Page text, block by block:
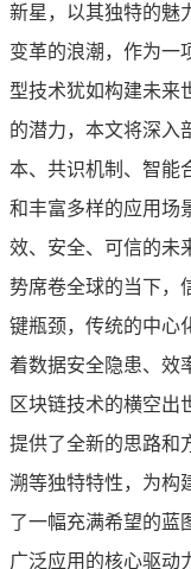
新星，以其独特的魅
变革的浪潮，作为一
型技术犹如构建未来
的潜力，本文将深入
本、共识机制、智能
和丰富多样的应用场
效、安全、可信的未
势席卷全球的当下，
键瓶颈，传统的中心
着数据安全隐患、效
区块链技术的横空出
提供了全新的思路和
溯等独特特性，为构
了一幅充满希望的蓝
广泛应用的核心驱动